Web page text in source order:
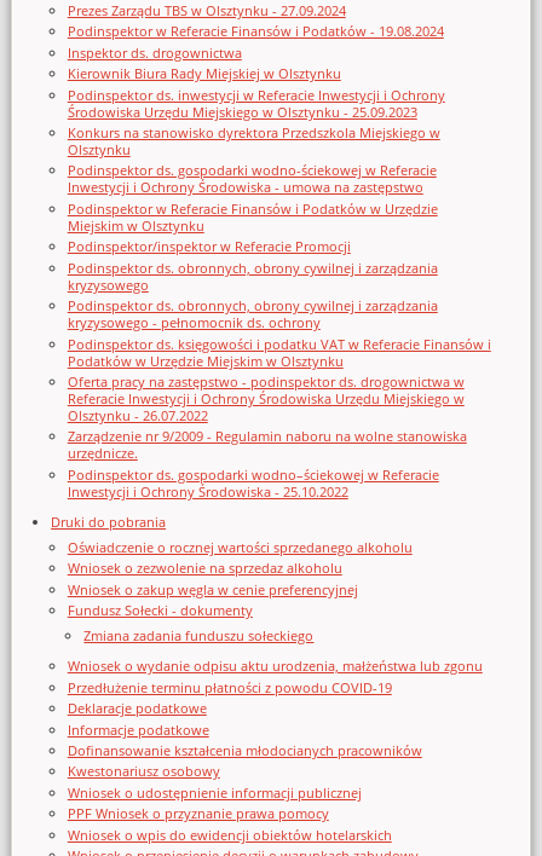
Prezes Zarządu TBS w Olsztynku - 27.09.2024
Podinspektor w Referacie Finansów i Podatków - 19.08.2024
Inspektor ds. drogownictwa
Kierownik Biura Rady Miejskiej w Olsztynku
Podinspektor ds. inwestycji w Referacie Inwestycji i Ochrony
Środowiska Urzędu Miejskiego w Olsztynku - 25.09.2023
Konkurs na stanowisko dyrektora Przedszkola Miejskiego w
Olsztynku
Podinspektor ds. gospodarki wodno-ściekowej w Referacie
Inwestycji i Ochrony Środowiska - umowa na zastępstwo
Podinspektor w Referacie Finansów i Podatków w Urzędzie
Miejskim w Olsztynku
Podinspektor/inspektor w Referacie Promocji
Podinspektor ds. obronnych, obrony cywilnej i zarządzania
kryzysowego
Podinspektor ds. obronnych, obrony cywilnej i zarządzania
kryzysowego - pełnomocnik ds. ochrony
Podinspektor ds. księgowości i podatku VAT w Referacie Finansów i
Podatków w Urzędzie Miejskim w Olsztynku
Oferta pracy na zastępstwo - podinspektor ds. drogownictwa w
Referacie Inwestycji i Ochrony Środowiska Urzędu Miejskiego w
Olsztynku - 26.07.2022
Zarządzenie nr 9/2009 - Regulamin naboru na wolne stanowiska
urzędnicze.
Podinspektor ds. gospodarki wodno–ściekowej w Referacie
Inwestycji i Ochrony Środowiska - 25.10.2022
Druki do pobrania
Oświadczenie o rocznej wartości sprzedanego alkoholu
Wniosek o zezwolenie na sprzedaz alkoholu
Wniosek o zakup węgla w cenie preferencyjnej
Fundusz Sołecki - dokumenty
Zmiana zadania funduszu sołeckiego
Wniosek o wydanie odpisu aktu urodzenia, małżeństwa lub zgonu
Przedłużenie terminu płatności z powodu COVID-19
Deklaracje podatkowe
Informacje podatkowe
Dofinansowanie kształcenia młodocianych pracowników
Kwestonariusz osobowy
Wniosek o udostępnienie informacji publicznej
PPF Wniosek o przyznanie prawa pomocy
Wniosek o wpis do ewidencji obiektów hotelarskich